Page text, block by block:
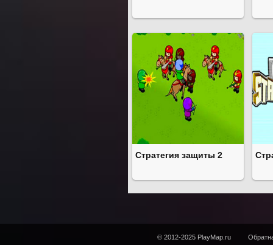
Стратегия защиты 2
© 2012-2025 PlayMap.ru